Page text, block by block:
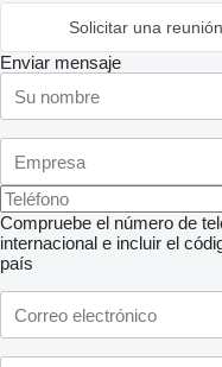
Solicitar una reunión
Enviar mensaje
Compruebe el número de
internacional e incluir el
país